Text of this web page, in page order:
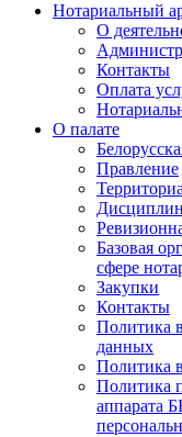
Нотариальный
О
Контакты
Оплата
О палате
Правление
Базовая
сфере
Закупки
Контакты
Политика
данных
Политика
Политика
аппарата